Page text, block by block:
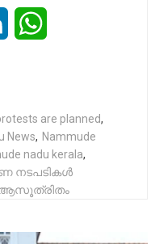
LinkedIn
are planned,
News, Nammude
nadu kerala,
നടപടികൾ
ആസൂത്രിതം